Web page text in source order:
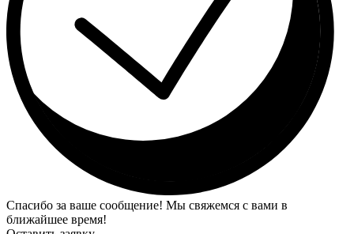
Спасибо за ваше сообщение! Мы свяжемся с вами в
ближайшее время!